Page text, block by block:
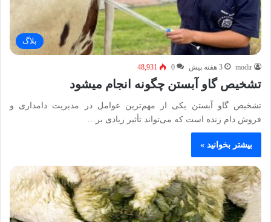
بلاگ
modir 3 هفته پیش 0
48,931
تشخیص گاو آبستن چگونه انجام میشود
تشخیص گاو آبستن یکی از مهم‌ترین عوامل در مدیریت دامداری و
فروش دام زنده است که می‌تواند تأثیر زیادی بر…
بیشتر بخوانید »